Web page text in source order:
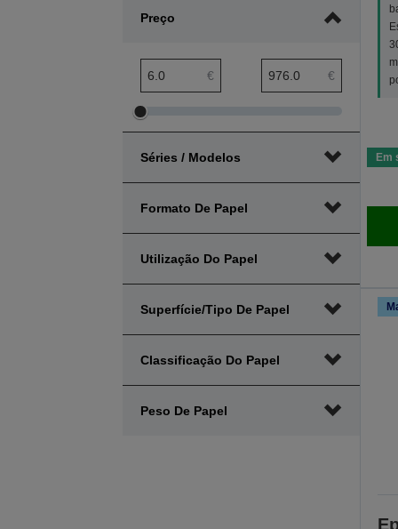
Preço
€ €
Ajustar
mínima
preço
Ajustar
máxima
preço
Séries / Modelos
Formato De Papel
Utilização Do Papel
Superfície/Tipo De Papel
Classificação Do Papel
Peso De Papel
Em